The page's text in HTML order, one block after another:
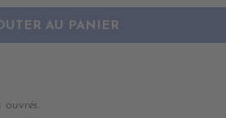
AU PANIER